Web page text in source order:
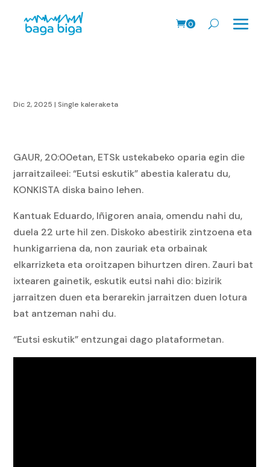
0
Dic 2, 2025 | Single kaleraketa
GAUR, 20:00etan, ETSk ustekabeko oparia egin die
jarraitzaileei:“Eutsi eskutik” abestia kaleratu du,
KONKISTA diska baino lehen.
Kantuak Eduardo, Iñigoren anaia, omendu nahi du,
duela 22 urte hil zen. Diskoko abestirik zintzoena eta
hunkigarriena da, non zauriak eta orbainak
elkarrizketa eta oroitzapen bihurtzen diren. Zauri bat
ixtearen gainetik, eskutik eutsi nahi dio: bizirik
jarraitzen duen eta berarekin jarraitzen duen lotura
bat antzeman nahi du.
“Eutsi eskutik” entzungai dago plataformetan.